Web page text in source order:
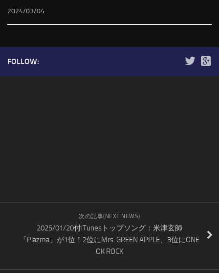
2024/03/04
FOLLOW:
次の記事(NEXT NEWS)
2025/01/20付iTunesトップソング：米津玄師
「Plazma」が1位！2位にMrs. GREEN APPLE、3位にONE
OK ROCK